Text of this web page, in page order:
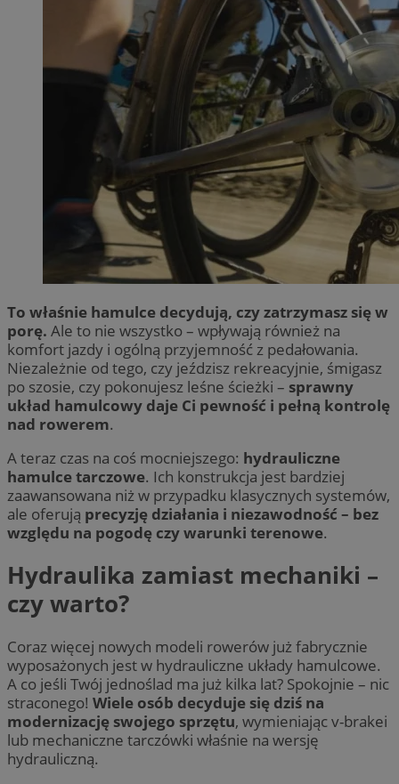
To właśnie hamulce decydują, czy zatrzymasz się w
porę. Ale to nie wszystko – wpływają również na
komfort jazdy i ogólną przyjemność z pedałowania.
Niezależnie od tego, czy jeździsz rekreacyjnie, śmigasz
po szosie, czy pokonujesz leśne ścieżki – sprawny
układ hamulcowy daje Ci pewność i pełną kontrolę
nad rowerem.
A teraz czas na coś mocniejszego: hydrauliczne
hamulce tarczowe. Ich konstrukcja jest bardziej
zaawansowana niż w przypadku klasycznych systemów,
ale oferują precyzję działania i niezawodność – bez
względu na pogodę czy warunki terenowe.
Hydraulika zamiast mechaniki –
czy warto?
Coraz więcej nowych modeli rowerów już fabrycznie
wyposażonych jest w hydrauliczne układy hamulcowe.
A co jeśli Twój jednoślad ma już kilka lat? Spokojnie – nic
straconego! Wiele osób decyduje się dziś na
modernizację swojego sprzętu, wymieniając v-brakei
lub mechaniczne tarczówki właśnie na wersję
hydrauliczną.